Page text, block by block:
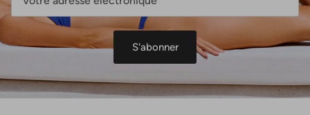
S'abonner